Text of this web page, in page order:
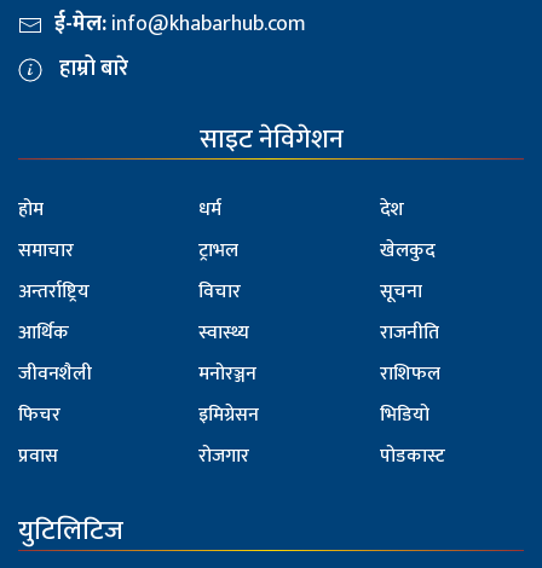
ई-मेल:info@khabarhub.com
हाम्रो बारे
साइट नेविगेशन
होम
समाचार
अन्तर्राष्ट्रिय
आर्थिक
जीवनशैली
फिचर
प्रवास
धर्म
ट्राभल
विचार
स्वास्थ्य
मनोरञ्जन
इमिग्रेसन
रोजगार
देश
खेलकुद
सूचना
राजनीति
राशिफल
भिडियो
पोडकास्ट
युटिलिटिज